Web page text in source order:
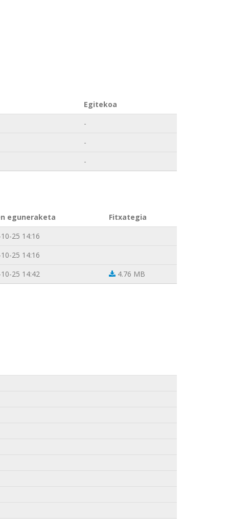
Egitekoa
-
-
-
eguneraketa
Fitxategia
25 14:16
25 14:16
25 14:42 4.76 MB